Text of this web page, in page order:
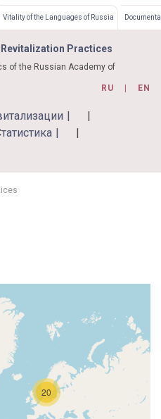
Vitality of the Languages of Russia
Revitalization Practices
of the Russian Academy of
RU
EN
20